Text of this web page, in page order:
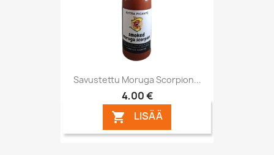
Savustettu Moruga Scorpion...
4,00 €
 LISÄÄ